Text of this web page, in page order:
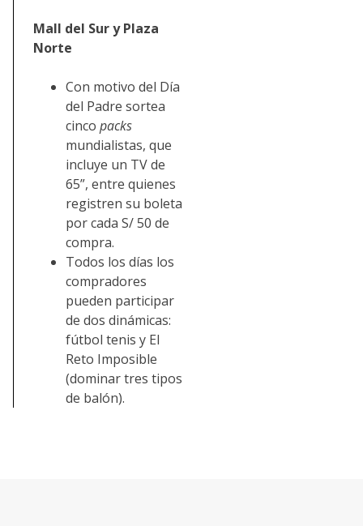
Mall del Sur y Plaza
Norte
Con motivo del Día
del Padre sortea
cinco packs
mundialistas, que
incluye un TV de
65”, entre quienes
registren su boleta
por cada S/ 50 de
compra.
Todos los días los
compradores
pueden participar
de dos dinámicas:
fútbol tenis y El
Reto Imposible
(dominar tres tipos
de balón).